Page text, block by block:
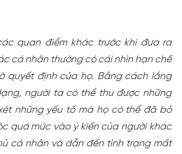
quan điểm khác trước khi đưa ra
cá nhân thường có cái nhìn hạn chế
quyết định của họ. Bằng cách lắng
người ta có thể thu được những
những yếu tố mà họ có thể đã bỏ
quá mức vào ý kiến của người khác
cá nhân và dẫn đến tình trạng mất